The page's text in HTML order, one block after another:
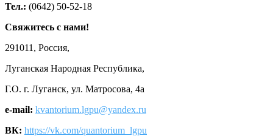
Тел.: (0642) 50-52-18
Свяжитесь с нами!
291011, Россия,
Луганская Народная Республика,
Г.О. г. Луганск, ул. Матросова, 4а
e-mail: kvantorium.lgpu@yandex.ru
ВК: https://vk.com/quantorium_lgpu